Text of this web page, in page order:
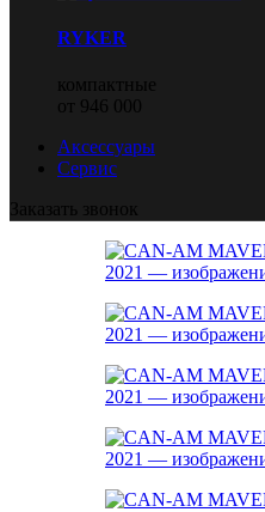
RYKER
компактные
от 946 000
Аксессуары
Сервис
Заказать звонок